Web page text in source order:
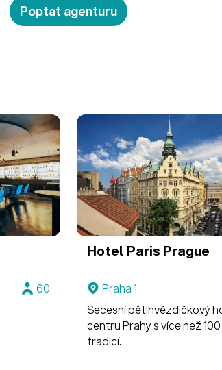
Poptat agenturu
60
Hotel Paris Prague
Praha 1
Secesní pětihvězdičkový
centru Prahy s více než
tradicí.